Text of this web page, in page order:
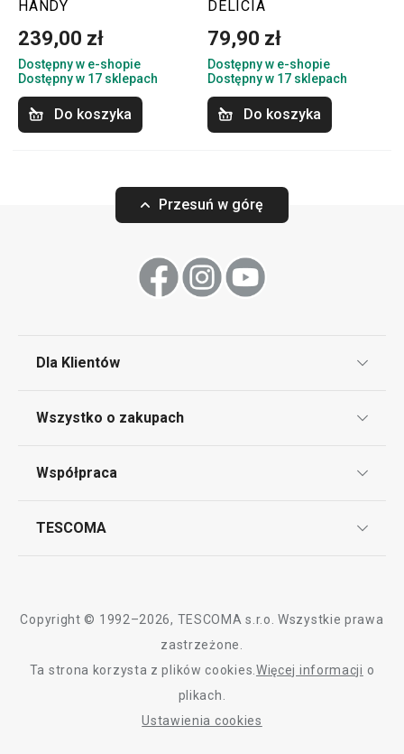
HANDY
239,00 zł
Dostępny w e-shopie
Dostępny w 17 sklepach
Do koszyka
DELÍCIA
79,90 zł
Dostępny w e-shopie
Dostępny w 17 sklepach
Do koszyka
Przesuń w górę
Dla Klientów
Bony podarunkowe
Wszystko o zakupach
Dostawa i sposoby płatności
Współpraca
TESCOMA
Graficzne oznaczenie produktów
Polityka prywatności
Copyright © 1992–2026, TESCOMA s.r.o. Wszystkie prawa
zastrzeżone.
Ta strona korzysta z plików cookies. Więcej informacji o
plikach.
Ustawienia cookies